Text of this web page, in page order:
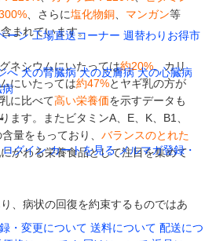
ーン 工場直送コーナー 週替わりお得市
へ 犬の腎臓病 犬の皮膚病 犬の心臓病
病
ログイン カートを見る メルマガ登録・
・変更について 送料について 配送につ
、さらに塩化物銅 マンガン等
まれています。
ネシウムにいたっては約20% 、カリ
にいたっては約47%とヤギ乳の方が
に比べて高い栄養価を示すデータも
ます。またビタミンA、E、K、B1、
量をもっており、 バランスのとれた
かわる栄養食品として注目を集めて
、病状の回復を約束するものではあ